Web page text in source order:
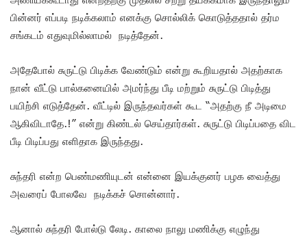
பின்னர் எப்படி நடிக்கலாம் எனக்கு சொல்லிக் கொடுத்ததால் தர்ம
சங்கடம் எதுவுமில்லாமல் நடித்தேன்.
அதேபோல் சுருட்டு பிடிக்க வேண்டும் என்று கூறியதால் அதற்காக
நான் வீட்டு பால்கனையில் அமர்ந்து பீடி மற்றும் சுருட்டு பிடித்து
பயிற்சி எடுத்தேன். வீட்டில் இருந்தவர்கள் கூட “அதற்கு நீ அடிமை
ஆகிவிடாதே.!” என்று கிண்டல் செய்தார்கள். சுருட்டு பிடிப்பதை விட
பீடி பிடிப்பது எளிதாக இருந்தது.
சுந்தரி என்ற பெண்மணியுடன் என்னை இயக்குனர் பழக வைத்து
அவரைப் போலவே நடிக்கச் சொன்னார்.
ஆனால் சுந்தரி போல்டு லேடி. காலை நாலு மணிக்கு எழுந்து